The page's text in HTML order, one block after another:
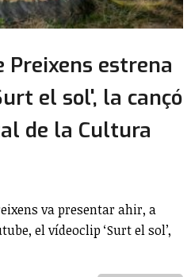
Preixens estrena
el sol', la cançó
de la Cultura
va presentar ahir, a
el vídeoclip ‘Surt el sol’,